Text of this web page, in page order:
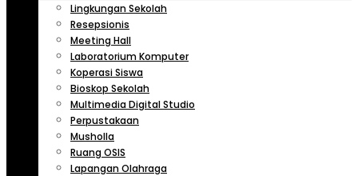
Lingkungan Sekolah
Resepsionis
Meeting Hall
Laboratorium Komputer
Koperasi Siswa
Bioskop Sekolah
Multimedia Digital Studio
Perpustakaan
Musholla
Ruang OSIS
Lapangan Olahraga